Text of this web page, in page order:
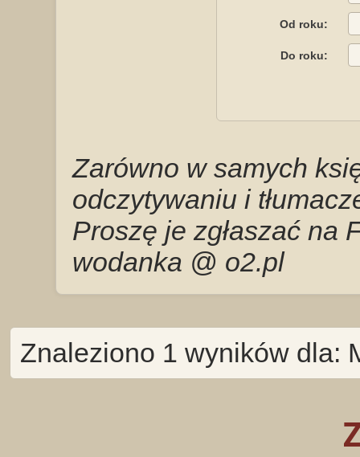
Od roku:
Do roku:
Zarówno w samych
odczytywaniu i
Proszę je zgłaszać na
wodanka @ o2.pl
Znaleziono 1 wyników dla: